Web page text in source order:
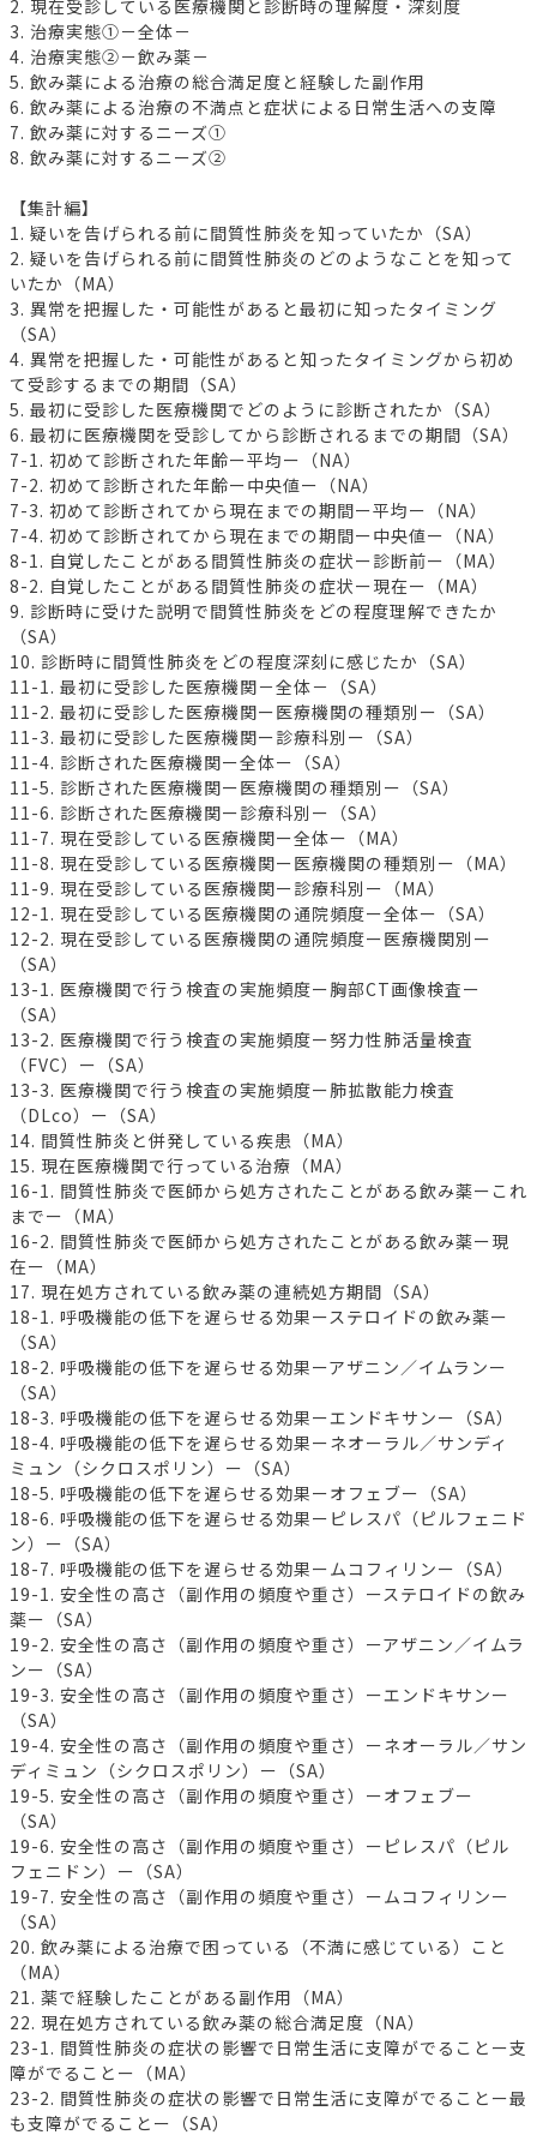
2. 現在受診している医療機関と診断時の理解度・深刻度
3. 治療実態①－全体－
4. 治療実態②－飲み薬－
5. 飲み薬による治療の総合満足度と経験した副作用
6. 飲み薬による治療の不満点と症状による日常生活への支障
7. 飲み薬に対するニーズ①
8. 飲み薬に対するニーズ②
【集計編】
1. 疑いを告げられる前に間質性肺炎を知っていたか（SA）
2. 疑いを告げられる前に間質性肺炎のどのようなことを知って
いたか（MA）
3. 異常を把握した・可能性があると最初に知ったタイミング
（SA）
4. 異常を把握した・可能性があると知ったタイミングから初め
て受診するまでの期間（SA）
5. 最初に受診した医療機関でどのように診断されたか（SA）
6. 最初に医療機関を受診してから診断されるまでの期間（SA）
7-1. 初めて診断された年齢ー平均ー（NA）
7-2. 初めて診断された年齢ー中央値ー（NA）
7-3. 初めて診断されてから現在までの期間ー平均ー（NA）
7-4. 初めて診断されてから現在までの期間ー中央値ー（NA）
8-1. 自覚したことがある間質性肺炎の症状ー診断前ー（MA）
8-2. 自覚したことがある間質性肺炎の症状ー現在ー（MA）
9. 診断時に受けた説明で間質性肺炎をどの程度理解できたか
（SA）
10. 診断時に間質性肺炎をどの程度深刻に感じたか（SA）
11-1. 最初に受診した医療機関－全体－（SA）
11-2. 最初に受診した医療機関ー医療機関の種類別ー（SA）
11-3. 最初に受診した医療機関ー診療科別ー（SA）
11-4. 診断された医療機関ー全体ー（SA）
11-5. 診断された医療機関ー医療機関の種類別ー（SA）
11-6. 診断された医療機関ー診療科別ー（SA）
11-7. 現在受診している医療機関ー全体ー（MA）
11-8. 現在受診している医療機関ー医療機関の種類別ー（MA）
11-9. 現在受診している医療機関ー診療科別ー（MA）
12-1. 現在受診している医療機関の通院頻度ー全体ー（SA）
12-2. 現在受診している医療機関の通院頻度ー医療機関別ー
（SA）
13-1. 医療機関で行う検査の実施頻度ー胸部CT画像検査ー
（SA）
13-2. 医療機関で行う検査の実施頻度ー努力性肺活量検査
（FVC）ー（SA）
13-3. 医療機関で行う検査の実施頻度ー肺拡散能力検査
（DLco）ー（SA）
14. 間質性肺炎と併発している疾患（MA）
15. 現在医療機関で行っている治療（MA）
16-1. 間質性肺炎で医師から処方されたことがある飲み薬ーこれ
までー（MA）
16-2. 間質性肺炎で医師から処方されたことがある飲み薬ー現
在ー（MA）
17. 現在処方されている飲み薬の連続処方期間（SA）
18-1. 呼吸機能の低下を遅らせる効果ーステロイドの飲み薬ー
（SA）
18-2. 呼吸機能の低下を遅らせる効果ーアザニン／イムランー
（SA）
18-3. 呼吸機能の低下を遅らせる効果ーエンドキサンー（SA）
18-4. 呼吸機能の低下を遅らせる効果ーネオーラル／サンディ
ミュン（シクロスポリン）ー（SA）
18-5. 呼吸機能の低下を遅らせる効果ーオフェブー（SA）
18-6. 呼吸機能の低下を遅らせる効果ーピレスパ（ピルフェニド
ン）ー（SA）
18-7. 呼吸機能の低下を遅らせる効果ームコフィリンー（SA）
19-1. 安全性の高さ（副作用の頻度や重さ）ーステロイドの飲み
薬ー（SA）
19-2. 安全性の高さ（副作用の頻度や重さ）ーアザニン／イムラ
ンー（SA）
19-3. 安全性の高さ（副作用の頻度や重さ）ーエンドキサンー
（SA）
19-4. 安全性の高さ（副作用の頻度や重さ）ーネオーラル／サン
ディミュン（シクロスポリン）ー（SA）
19-5. 安全性の高さ（副作用の頻度や重さ）ーオフェブー
（SA）
19-6. 安全性の高さ（副作用の頻度や重さ）ーピレスパ（ピル
フェニドン）ー（SA）
19-7. 安全性の高さ（副作用の頻度や重さ）ームコフィリンー
（SA）
20. 飲み薬による治療で困っている（不満に感じている）こと
（MA）
21. 薬で経験したことがある副作用（MA）
22. 現在処方されている飲み薬の総合満足度（NA）
23-1. 間質性肺炎の症状の影響で日常生活に支障がでることー支
障がでることー（MA）
23-2. 間質性肺炎の症状の影響で日常生活に支障がでることー最
も支障がでることー（SA）